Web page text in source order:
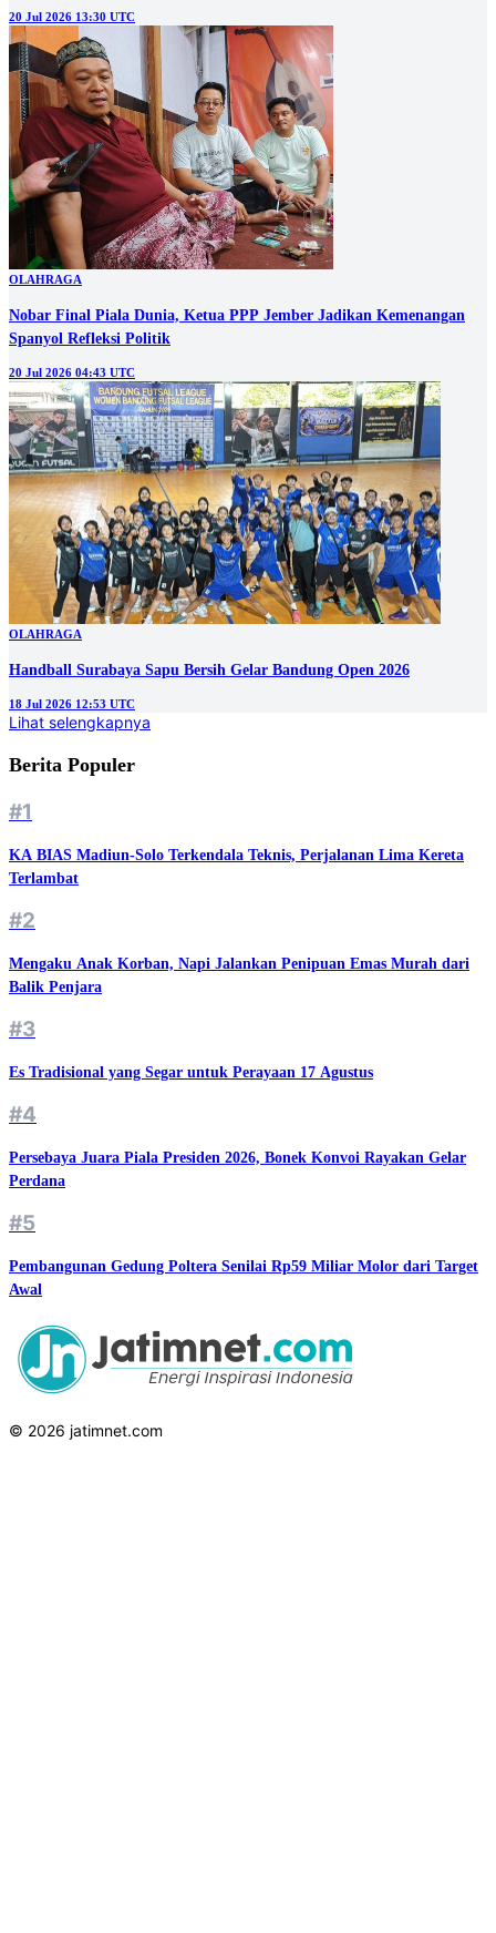
20 Jul 2026 13:30 UTC
OLAHRAGA
Nobar Final Piala Dunia, Ketua PPP Jember Jadikan Kemenangan
Spanyol Refleksi Politik
20 Jul 2026 04:43 UTC
OLAHRAGA
Handball Surabaya Sapu Bersih Gelar Bandung Open 2026
18 Jul 2026 12:53 UTC
Lihat selengkapnya
Berita Populer
#1
KA BIAS Madiun-Solo Terkendala Teknis, Perjalanan Lima Kereta
Terlambat
#2
Mengaku Anak Korban, Napi Jalankan Penipuan Emas Murah dari
Balik Penjara
#3
Es Tradisional yang Segar untuk Perayaan 17 Agustus
#4
Persebaya Juara Piala Presiden 2026, Bonek Konvoi Rayakan Gelar
Perdana
#5
Pembangunan Gedung Poltera Senilai Rp59 Miliar Molor dari Target
Awal
© 2026 jatimnet.com